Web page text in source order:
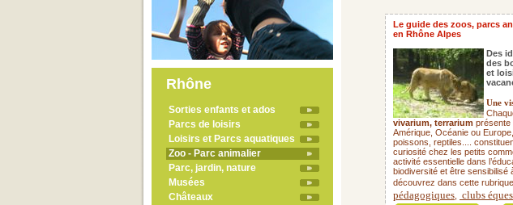
Rhône
Sorties enfants et ados
Parcs de loisirs
Loisirs et Parcs aquatiques
Zoo - Parc animalier
Parc, jardin, nature
Musées
Châteaux
Le guide des zoos, parcs
en Rhône Alpes
Des
des
et
Une
vivarium, terrarium présente
Amérique, Océanie ou
poissons, reptiles....
curiosité chez les petits
activité essentielle dans
biodiversité et être sensibilisé
découvrez dans cette
pédagogiques clubs